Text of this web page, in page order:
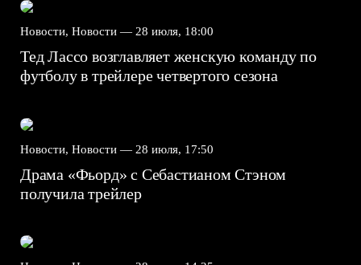
Новости, Новости — 28 июля, 18:00
Тед Лассо возглавляет женскую команду по
футболу в трейлере четвертого сезона
Новости, Новости — 28 июля, 17:50
Драма «Фьорд» с Себастианом Стэном
получила трейлер